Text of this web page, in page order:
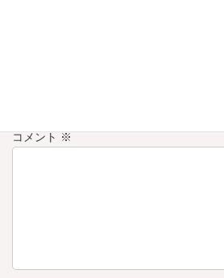
コメント ※